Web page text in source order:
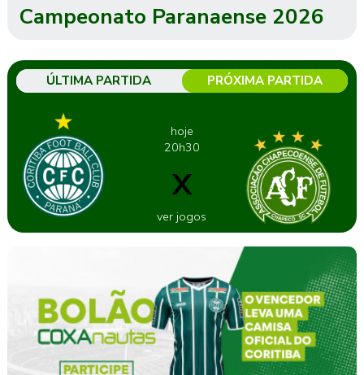
Campeonato Paranaense 2026
ÚLTIMA PARTIDA PRÓXIMA PARTIDA
hoje
20h30
X
ver jogos